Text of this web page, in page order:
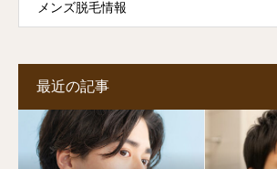
メンズ脱毛情報
最近の記事